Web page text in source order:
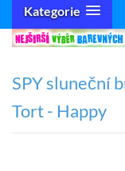
Kategorie
SPY sluneční
Tort - Happy